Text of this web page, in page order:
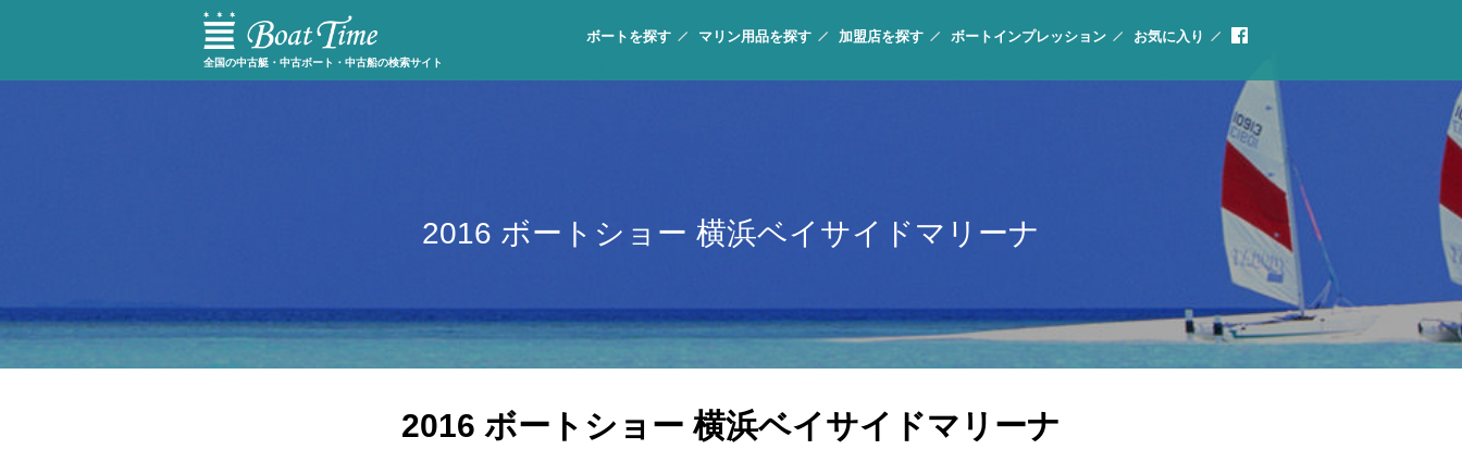
全国の中古艇・中古ボート・中古船の検索サイト
ボートを探す マリン用品を探す 加盟店を探す ボートインプレッション お気に入り
2016 ボートショー 横浜ベイサイドマリーナ
2016 ボートショー 横浜ベイサイドマリーナ